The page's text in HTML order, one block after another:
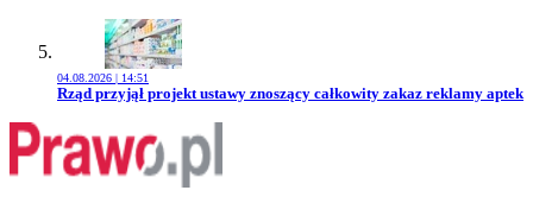
04.08.2026 | 14:51
Przejdź do artykułu:
Rząd przyjął projekt ustawy znoszący całkowity zakaz reklamy aptek